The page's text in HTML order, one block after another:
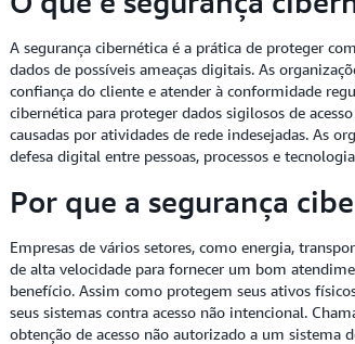
A segurança cibernética é a prática de proteger
dados de possíveis ameaças digitais. As
confiança do cliente e atender à conformidade
cibernética para proteger dados sigilosos de
causadas por atividades de rede indesejadas. As
defesa digital entre pessoas, processos e
Por que a segurança
Empresas de vários setores, como energia,
de alta velocidade para fornecer um bom
benefício. Assim como protegem seus ativos
seus sistemas contra acesso não intencional.
obtenção de acesso não autorizado a um sistema